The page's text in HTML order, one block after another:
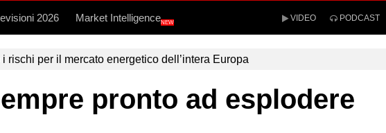
2026 Market IntelligenceNEW VIDEO PODCAST
per il mercato energetico dell’intera Europa
pronto ad esplodere